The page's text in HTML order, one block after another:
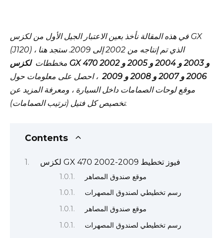
في هذه المقالة نأخذ بعين الاعتبار الجيل الأول من لكزس GX
(J120) ، الذي تم إنتاجه من 2002 إلى 2009. ستجد هنا
مخططاتلكزس GX 470 2002 و 2003 و 2004 و 2005 و
2006 و 2007 و 2008 و 2009
، احصل على معلومات حول
موقع لوحات الصمامات داخل السيارة ، ومعرفة المزيد عن
تخصيص كل فتيل (ترتيب الصمامات).
Contents
لكزس GX 470 2002-2009 فيوز تخطيط
موقع صندوق المصاهر
رسم تخطيطي لصندوق المصهرات
موقع صندوق المصاهر
رسم تخطيطي لصندوق المصهرات